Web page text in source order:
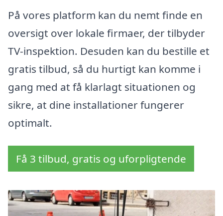
På vores platform kan du nemt finde en
oversigt over lokale firmaer, der tilbyder
TV-inspektion. Desuden kan du bestille et
gratis tilbud, så du hurtigt kan komme i
gang med at få klarlagt situationen og
sikre, at dine installationer fungerer
optimalt.
Få 3 tilbud, gratis og uforpligtende